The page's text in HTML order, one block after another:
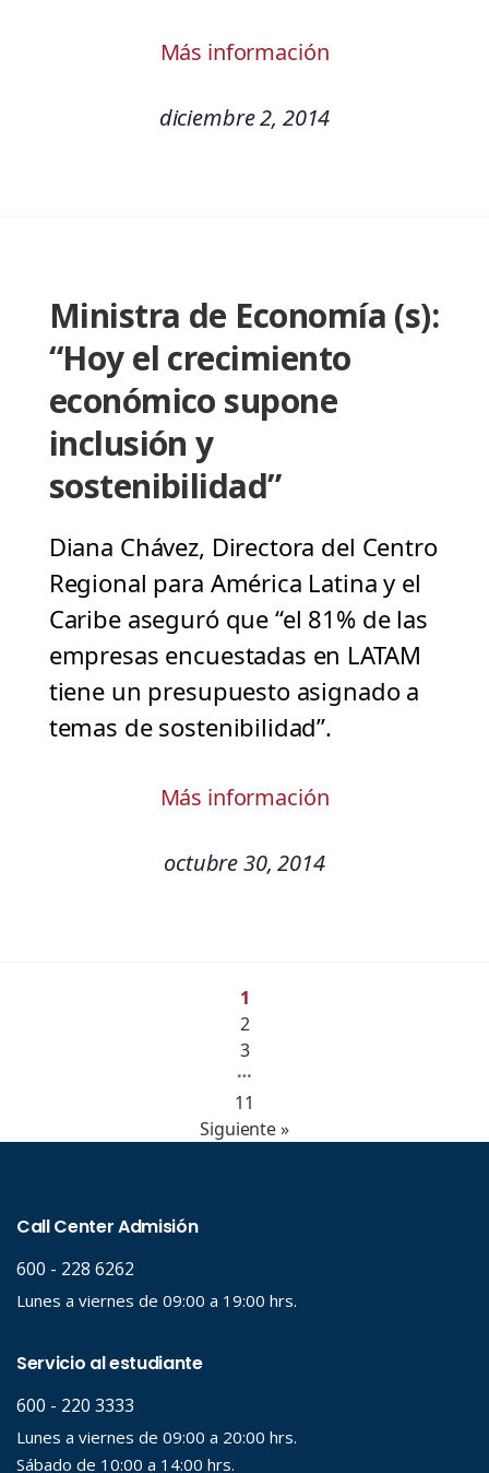
Más información
diciembre 2, 2014
Ministra de Economía (s):
“Hoy el crecimiento
económico supone
inclusión y
sostenibilidad”
Diana Chávez, Directora del Centro
Regional para América Latina y el
Caribe aseguró que “el 81% de las
empresas encuestadas en LATAM
tiene un presupuesto asignado a
temas de sostenibilidad”.
Más información
octubre 30, 2014
1
2
3
…
11
Siguiente »